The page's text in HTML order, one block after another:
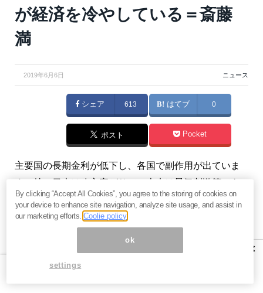
が経済を冷やしている＝斎藤
満
2019年6月6日 ニュース
シェア 613 はてブ 0
ポスト Pocket
主要国の長期金利が低下し、各国で副作用が出ていま
す。特に日本は八方塞がりで、本来は景気刺激策であ
るはずの利下げが逆に景気を冷やしている状況です。
（『マンさんの経済あらかると
マンさんの経済あらかると ×
By clicking “Accept All Cookies”, you agree to the storing of cookies on
your device to enhance site navigation, analyze site usage, and assist in
our marketing efforts.Coolie policy
ok
settings